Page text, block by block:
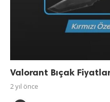
Valorant Bıçak
2 yıl önce